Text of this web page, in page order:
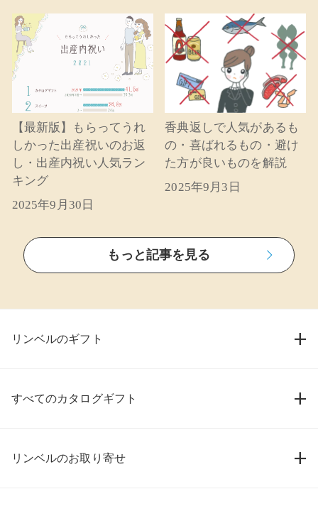
【最新版】もらってうれ
しかった出産祝いのお返
し・出産内祝い人気ラン
キング
2025年9月30日
香典返しで人気があるも
の・喜ばれるもの・避け
た方が良いものを解説
2025年9月3日
もっと記事を見る
リンベルのギフト
すべてのカタログギフト
リンベルのお取り寄せ